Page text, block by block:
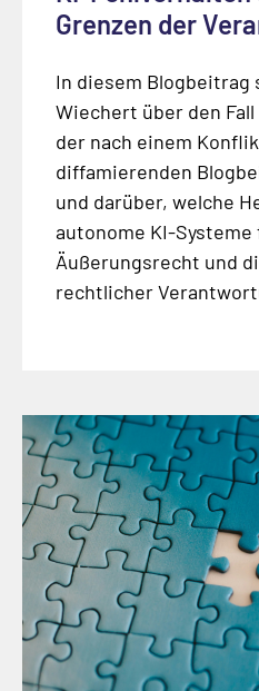
Grenzen der
In diesem
Wiechert über den
der nach einem
diffamierenden
und darüber, welche
autonome KI-Systeme
Äußerungsrecht und
rechtlicher